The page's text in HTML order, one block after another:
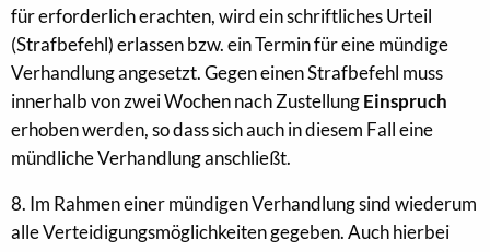
für erforderlich erachten, wird ein schriftliches Urteil
(Strafbefehl) erlassen bzw. ein Termin für eine mündige
Verhandlung angesetzt. Gegen einen Strafbefehl muss
innerhalb von zwei Wochen nach ZustellungEinspruch
erhoben werden, so dass sich auch in diesem Fall eine
mündliche Verhandlung anschließt.
8. Im Rahmen einer mündigen Verhandlung sind wiederum
alle Verteidigungsmöglichkeiten gegeben. Auch hierbei